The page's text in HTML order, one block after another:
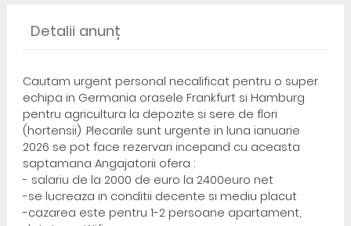
Detalii anunț
Cautam urgent personal necalificat pentru o super
echipa in Germania orasele Frankfurt si Hamburg
pentru agricultura la depozite si sere de flori
(hortensii) .Plecarile sunt urgente in luna ianuarie
2026 se pot face rezervari incepand cu aceasta
saptamana Angajatorii ofera :
- salariu de la 2000 de euro la 2400euro net
-se lucreaza in conditii decente si mediu placut
-cazarea este pentru 1-2 persoane apartament,